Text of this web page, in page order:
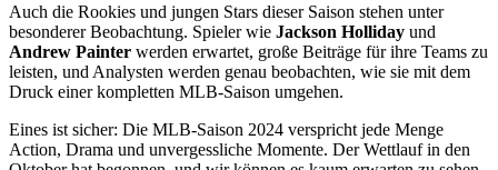
Auch die Rookies und jungen Stars dieser Saison stehen unter
besonderer Beobachtung. Spieler wie Jackson Holliday und
Andrew Painter werden erwartet, große Beiträge für ihre Teams zu
leisten, und Analysten werden genau beobachten, wie sie mit dem
Druck einer kompletten MLB-Saison umgehen.
Eines ist sicher: Die MLB-Saison 2024 verspricht jede Menge
Action, Drama und unvergessliche Momente. Der Wettlauf in den